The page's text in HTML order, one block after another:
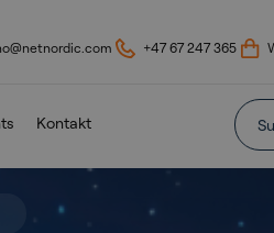
+47 67 247 365
Kontakt